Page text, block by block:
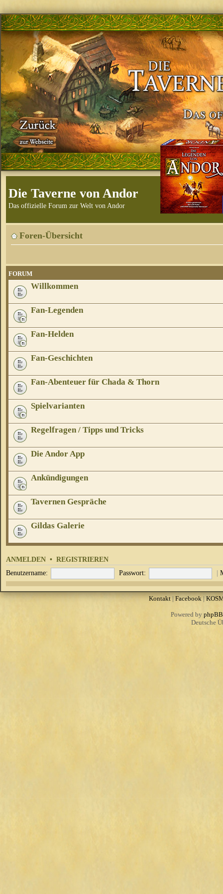
Die Taverne von Andor
Das offizielle Forum zur Welt von Andor
Foren-Übersicht
FORUM
Willkommen
Fan-Legenden
Fan-Helden
Fan-Geschichten
Fan-Abenteuer für Chada & Thorn
Spielvarianten
Regelfragen / Tipps und Tricks
Die Andor App
Ankündigungen
Tavernen Gespräche
Gildas Galerie
ANMELDEN • REGISTRIEREN
Benutzername: Passwort: |
Kontakt| Facebook|
Powered by phpBB
Deutsche